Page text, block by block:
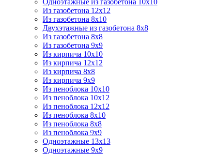
Одноэтажные из газобетона 10х10
Из газобетона 12х12
Из газобетона 8х10
Двухэтажные из газобетона 8х8
Из газобетона 8х8
Из газобетона 9х9
Из кирпича 10х10
Из кирпича 12х12
Из кирпича 8х8
Из кирпича 9х9
Из пеноблока 10х10
Из пеноблока 10х12
Из пеноблока 12х12
Из пеноблока 8х10
Из пеноблока 8х8
Из пеноблока 9х9
Одноэтажные 13х13
Одноэтажные 9х9